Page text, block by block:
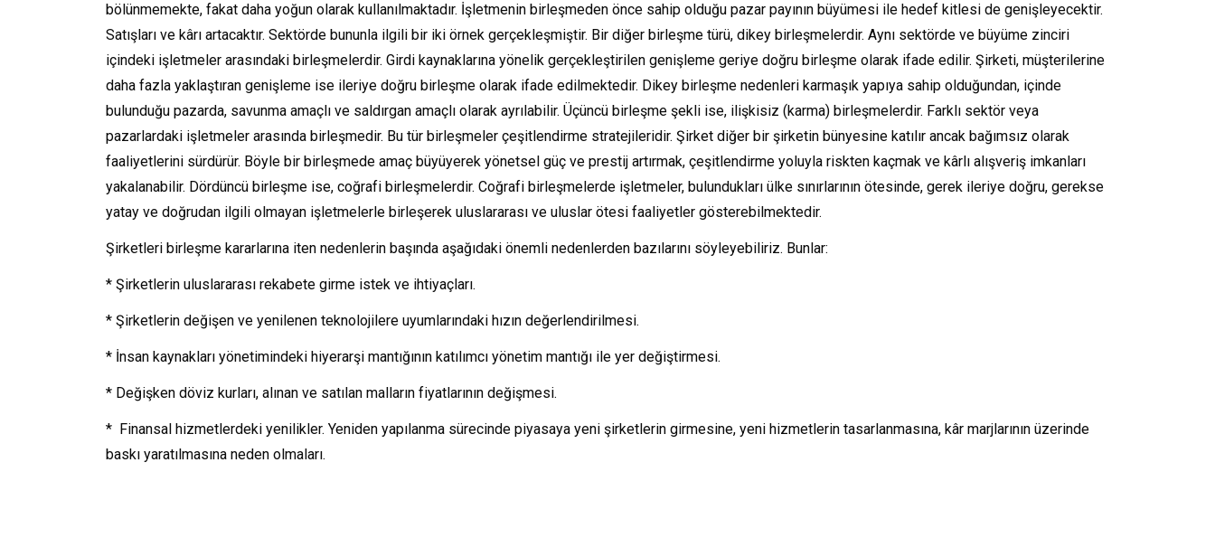
bölünmemekte, fakat daha yoğun olarak kullanılmaktadır. İşletmenin birleşmeden önce sahip olduğu pazar payının büyümesi ile hedef kitlesi de genişleyecektir.
Satışları ve kârı artacaktır. Sektörde bununla ilgili bir iki örnek gerçekleşmiştir. Bir diğer birleşme türü, dikey birleşmelerdir. Aynı sektörde ve büyüme zinciri
içindeki işletmeler arasındaki birleşmelerdir. Girdi kaynaklarına yönelik gerçekleştirilen genişleme geriye doğru birleşme olarak ifade edilir. Şirketi, müşterilerine
daha fazla yaklaştıran genişleme ise ileriye doğru birleşme olarak ifade edilmektedir. Dikey birleşme nedenleri karmaşık yapıya sahip olduğundan, içinde
bulunduğu pazarda, savunma amaçlı ve saldırgan amaçlı olarak ayrılabilir. Üçüncü birleşme şekli ise, ilişkisiz (karma) birleşmelerdir. Farklı sektör veya
pazarlardaki işletmeler arasında birleşmedir. Bu tür birleşmeler çeşitlendirme stratejileridir. Şirket diğer bir şirketin bünyesine katılır ancak bağımsız olarak
faaliyetlerini sürdürür. Böyle bir birleşmede amaç büyüyerek yönetsel güç ve prestij artırmak, çeşitlendirme yoluyla riskten kaçmak ve kârlı alışveriş imkanları
yakalanabilir. Dördüncü birleşme ise, coğrafi birleşmelerdir. Coğrafi birleşmelerde işletmeler, bulundukları ülke sınırlarının ötesinde, gerek ileriye doğru, gerekse
yatay ve doğrudan ilgili olmayan işletmelerle birleşerek uluslararası ve uluslar ötesi faaliyetler gösterebilmektedir.
Şirketleri birleşme kararlarına iten nedenlerin başında aşağıdaki önemli nedenlerden bazılarını söyleyebiliriz. Bunlar:
* Şirketlerin uluslararası rekabete girme istek ve ihtiyaçları.
* Şirketlerin değişen ve yenilenen teknolojilere uyumlarındaki hızın değerlendirilmesi.
* İnsan kaynakları yönetimindeki hiyerarşi mantığının katılımcı yönetim mantığı ile yer değiştirmesi.
* Değişken döviz kurları, alınan ve satılan malların fiyatlarının değişmesi.
* Finansal hizmetlerdeki yenilikler. Yeniden yapılanma sürecinde piyasaya yeni şirketlerin girmesine, yeni hizmetlerin tasarlanmasına, kâr marjlarının üzerinde
baskı yaratılmasına neden olmaları.